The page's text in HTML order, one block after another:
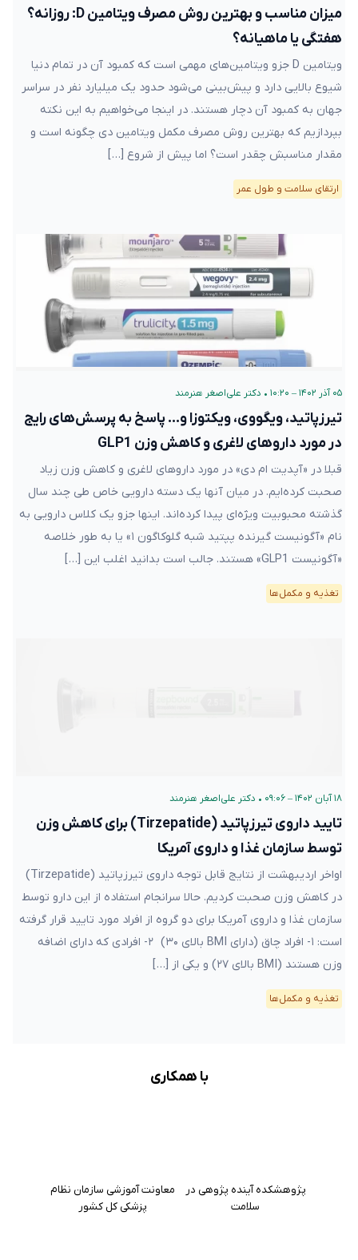
میزان مناسب و بهترین روش مصرف ویتامین D: روزانه؟
هفتگی یا ماهیانه؟
ویتامین D جزو ویتامین‌های مهمی است که کمبود آن در تمام دنیا
شیوع بالایی دارد و پیش‌بینی می‌شود حدود یک میلیارد نفر در سراسر
جهان به کمبود آن دچار هستند. در اینجا می‌خواهیم به این نکته
بپردازیم که بهترین روش مصرف مکمل ویتامین دی چگونه است و
مقدار مناسبش چقدر است؟ اما پیش از شروع […]
ارتقای سلامت و طول عمر
۰۵ آذر ۱۴۰۲ – ۱۰:۲۰ • دکتر علی‌اصغر هنرمند
تیرزپاتید، ویگووی، ویکتوزا و… پاسخ به پرسش‌های رایج
در مورد داروهای لاغری و کاهش وزن GLP1
قبلا در «آپدیت ام دی» در مورد داروهای لاغری و کاهش وزن زیاد
صحبت کرده‌ایم. در میان آنها یک دسته دارویی خاص طی چند سال
گذشته محبوبیت ویژه‌ای پیدا کرده‌اند. اینها جزو یک کلاس دارویی به
نام «آگونیست گیرنده پپتید شبه گلوکاگون ۱» یا به طور خلاصه
«آگونیست GLP1» هستند. جالب است بدانید اغلب این […]
تغذیه و مکمل‌ها
۱۸ آبان ۱۴۰۲ – ۰۹:۰۶ • دکتر علی‌اصغر هنرمند
تایید داروی تیرزپاتید (Tirzepatide) برای کاهش وزن
توسط سازمان غذا و داروی آمریکا
اواخر اردیبهشت از نتایج قابل توجه داروی تیرزپاتید (Tirzepatide)
در کاهش وزن صحبت کردیم. حالا سرانجام استفاده از این دارو توسط
سازمان غذا و داروی آمریکا برای دو گروه از افراد مورد تایید قرار گرفته
است: ۱- افراد چاق (دارای BMI بالای ۳۰) ۲- افرادی که دارای اضافه
وزن هستند (BMI بالای ۲۷) و یکی از […]
تغذیه و مکمل‌ها
با همکاری
پژوهشکده آینده پژوهی در
سلامت
معاونت آموزشی سازمان نظام
پزشکی کل کشور